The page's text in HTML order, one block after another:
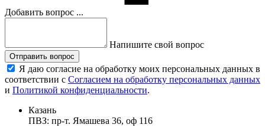
Добавить вопрос ...
Напишите свой вопрос
Отправить вопрос
Я даю согласие на обработку моих персональных данных в
соответствии с Согласием на обработку персональных данных
и Политикой конфиденциальности.
Казань
ПВЗ: пр-т. Ямашева 36, оф 116